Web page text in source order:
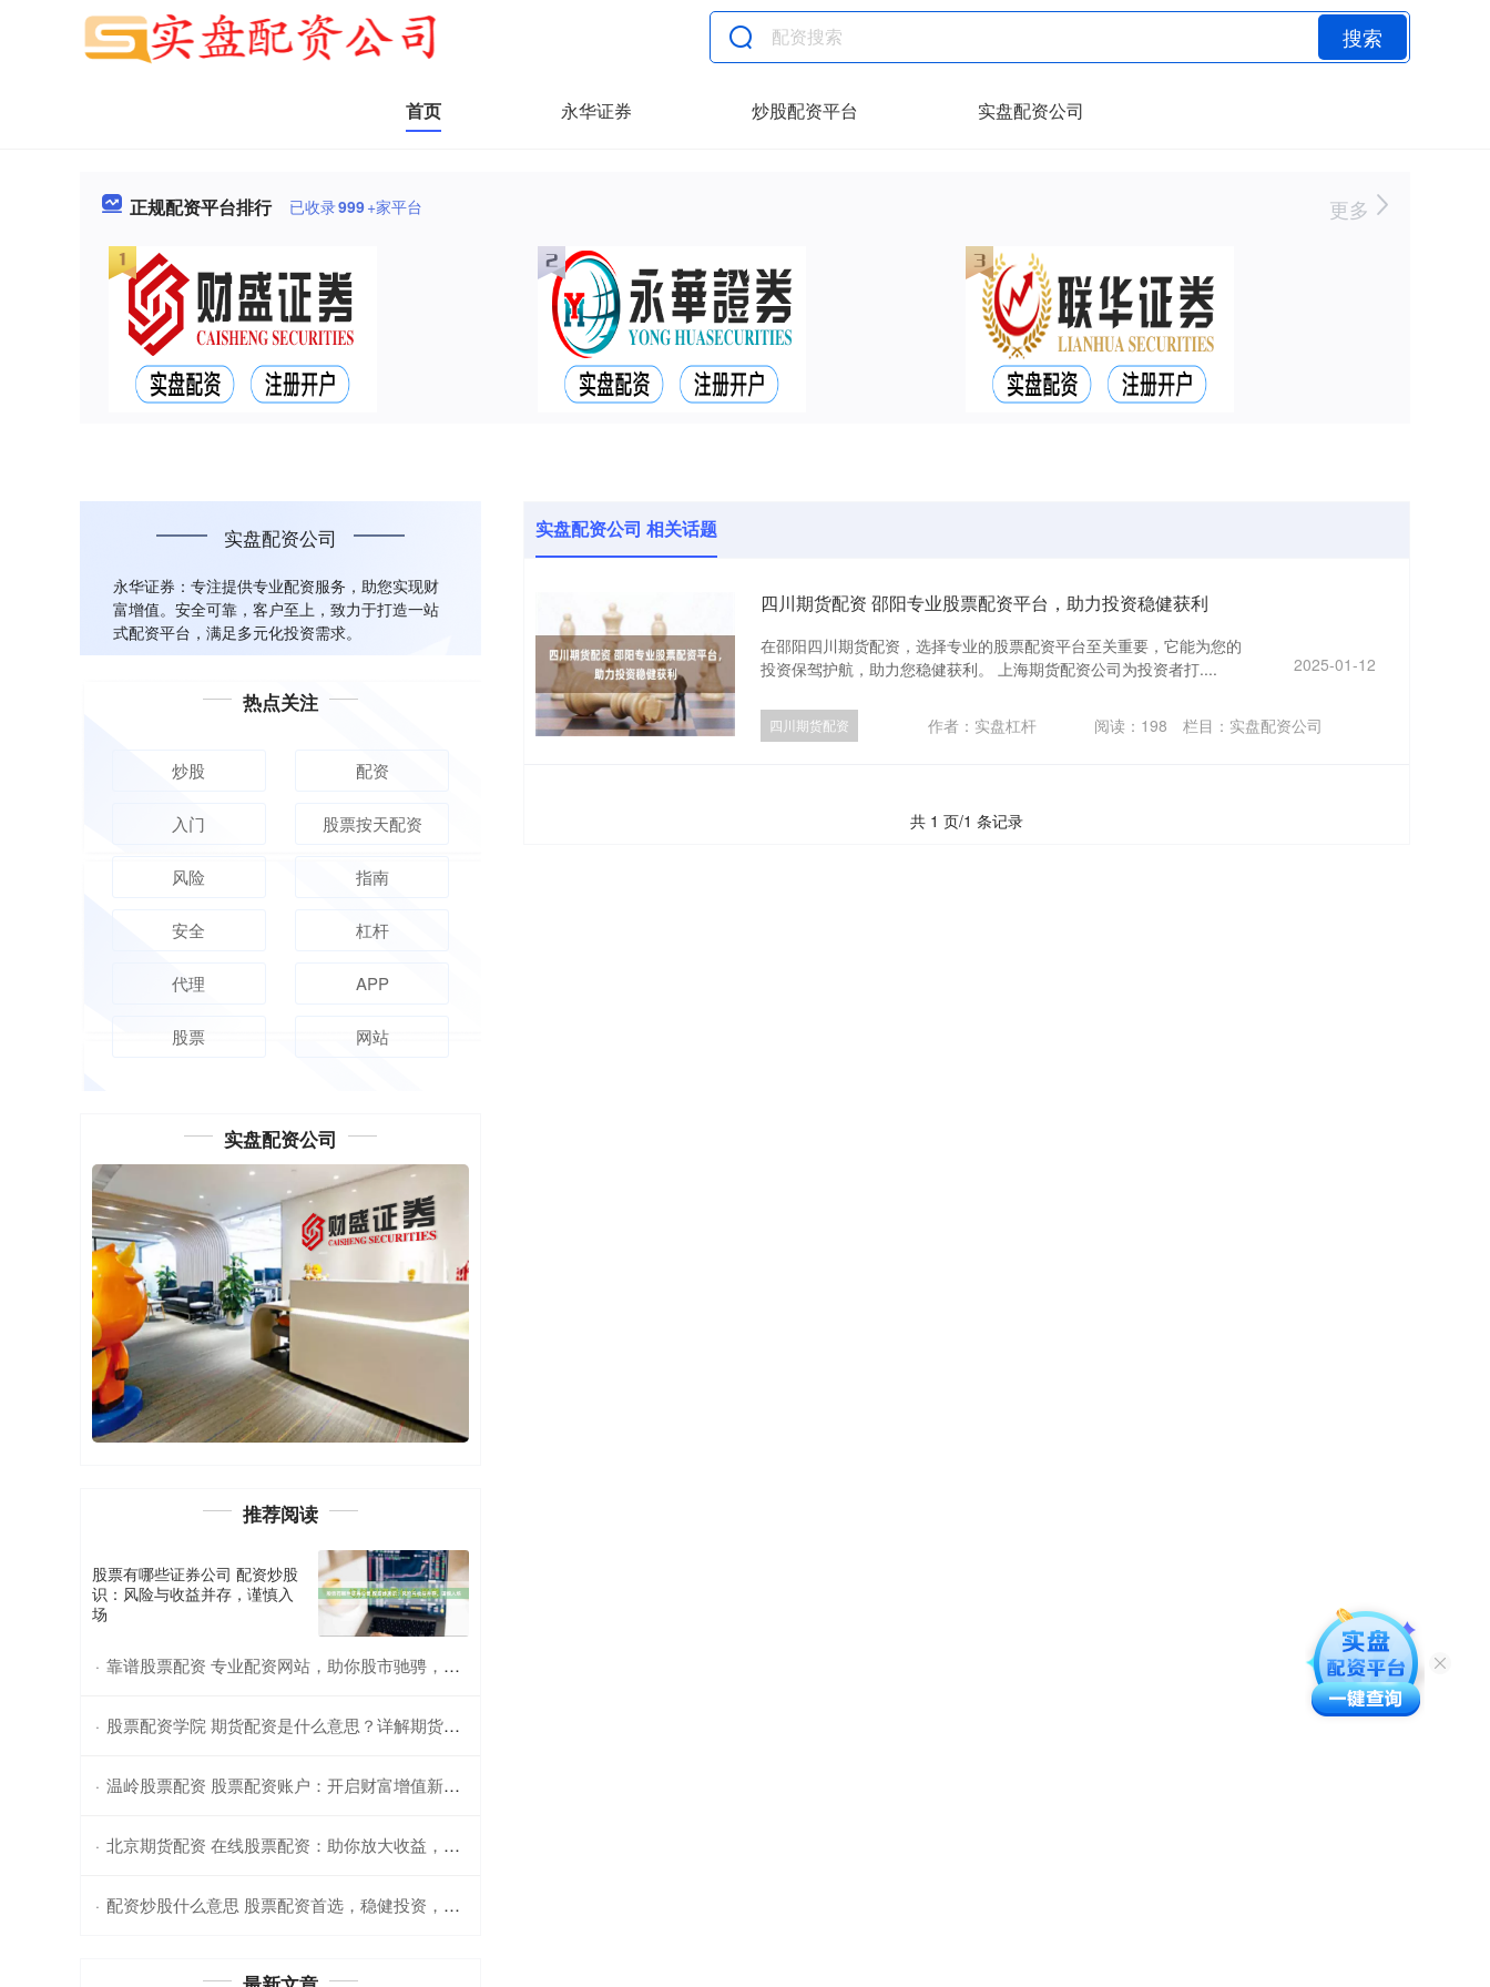
搜索
首页 永华证券 炒股配资平台 实盘配资公司
正规配资平台排行 已收录999+家平台 更多
实盘配资公司 相关话题
四川期货配资 邵阳专业股票配资平台，助力投资稳健获利
在邵阳四川期货配资，选择专业的股票配资平台至关重要，它能为您的
投资保驾护航，助力您稳健获利。 上海期货配资公司为投资者打....
2025-01-12
四川期货配资 作者：实盘杠杆 阅读： 198 栏目： 实盘配资公司
共 1 页/1 条记录
实盘配资公司
永华证券：专注提供专业配资服务，助您实现财
富增值。安全可靠，客户至上，致力于打造一站
式配资平台，满足多元化投资需求。
热点关注
炒股 配资
入门 股票按天配资
风险 指南
安全 杠杆
代理 APP
股票 网站
实盘配资公司
推荐阅读
股票有哪些证券公司 配资炒股
识：风险与收益并存，谨慎入
场
· 靠谱股票配资 专业配资网站，助你股市驰骋，轻松获利
· 股票配资学院 期货配资是什么意思？详解期货交易概念
· 温岭股票配资 股票配资账户：开启财富增值新篇章
· 北京期货配资 在线股票配资：助你放大收益，轻松理财
· 配资炒股什么意思 股票配资首选，稳健投资，轻松获利